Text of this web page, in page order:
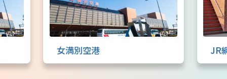
女満別空港 JR